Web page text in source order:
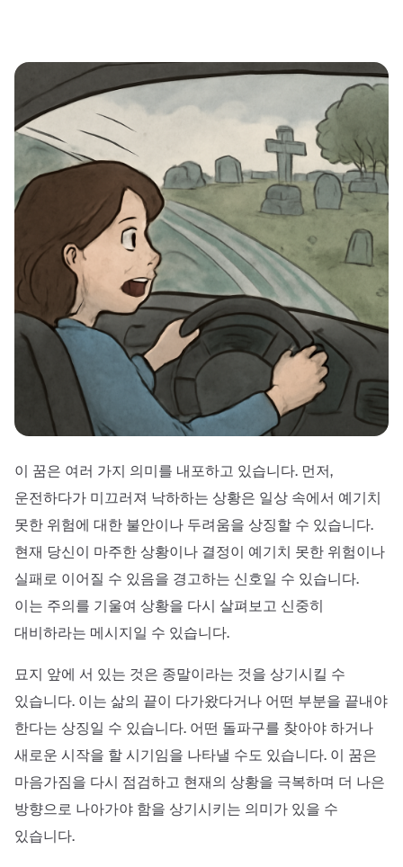
이 꿈은 여러 가지 의미를 내포하고 있습니다. 먼저,
운전하다가 미끄러져 낙하하는 상황은 일상 속에서 예기치
못한 위험에 대한 불안이나 두려움을 상징할 수 있습니다.
현재 당신이 마주한 상황이나 결정이 예기치 못한 위험이나
실패로 이어질 수 있음을 경고하는 신호일 수 있습니다.
이는 주의를 기울여 상황을 다시 살펴보고 신중히
대비하라는 메시지일 수 있습니다.
묘지 앞에 서 있는 것은 종말이라는 것을 상기시킬 수
있습니다. 이는 삶의 끝이 다가왔다거나 어떤 부분을 끝내야
한다는 상징일 수 있습니다. 어떤 돌파구를 찾아야 하거나
새로운 시작을 할 시기임을 나타낼 수도 있습니다. 이 꿈은
마음가짐을 다시 점검하고 현재의 상황을 극복하며 더 나은
방향으로 나아가야 함을 상기시키는 의미가 있을 수
있습니다.